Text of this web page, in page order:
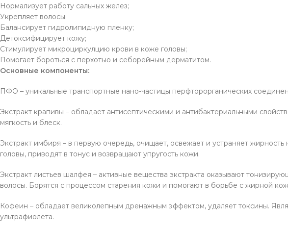
Нормализует работу сальных желез;
Укрепляет волосы.
Балансирует гидролипидную пленку;
Детоксифицирует кожу;
Стимулирует микроциркулцию крови в коже головы;
Помогает бороться с перхотью и себорейным дерматитом.
Основные компоненты:
ПФО – уникальные транспортные нано-частицы перфторорганических
Экстракт крапивы – обладает антисептическими и антибактериальными
мягкость и блеск.
Экстракт имбиря – в первую очередь, очищает, освежает и устраняет
головы, приводят в тонус и возвращают упругость кожи.
Экстракт листьев шалфея – активные вещества экстракта оказывают
волосы. Борятся с процессом старения кожи и помогают в борьбе с жирной
Кофеин – обладает великолепным дренажным эффектом, удаляет токсины.
ультрафиолета.